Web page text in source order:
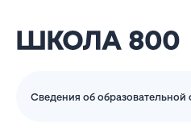
Сведения об образовательной